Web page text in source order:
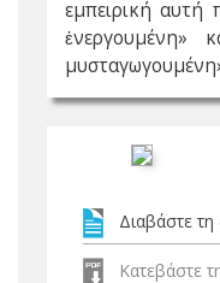
εμπειρική αυτή
ἐνεργουμένη»
Διαβάστε τη
Κατεβάστε